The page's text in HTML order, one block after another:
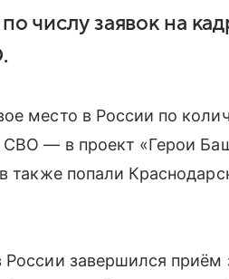
числу заявок на
место в России по
СВО — в проект «Герои
также попали
завершился приём